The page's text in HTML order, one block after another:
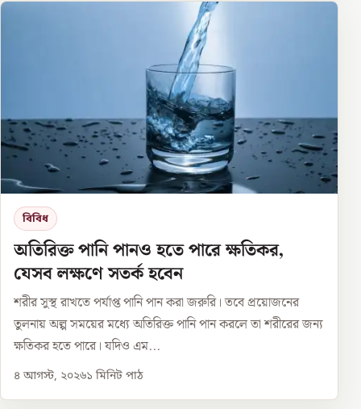
বিবিধ
অতিরিক্ত পানি পানও হতে পারে ক্ষতিকর,
যেসব লক্ষণে সতর্ক হবেন
শরীর সুস্থ রাখতে পর্যাপ্ত পানি পান করা জরুরি। তবে প্রয়োজনের
তুলনায় অল্প সময়ের মধ্যে অতিরিক্ত পানি পান করলে তা শরীরের জন্য
ক্ষতিকর হতে পারে। যদিও এম...
৪ আগস্ট, ২০২৬১ মিনিট পাঠ